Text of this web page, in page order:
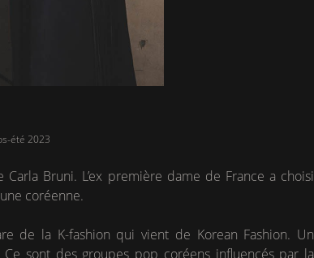
été 2023
Bruni. L’ex première dame de France a choisi
coréenne.
de la K-fashion qui vient de Korean Fashion. Un
sont des groupes pop coréens influencés par la